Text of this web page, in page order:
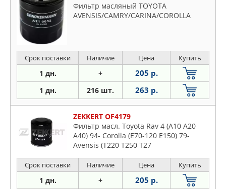
Фильтр масляный TOYOTA
AVENSIS/CAMRY/CARINA/COROLLA
Срок поставки Наличие Цена Купить
1 дн. + 205 р.
1 дн. 216 шт. 263 р.
ZEKKERT OF4179
Фильтр масл. Toyota Rav 4 (A10 A20
A40) 94- Corolla (E70-120 E150) 79-
Avensis (T220 T250 T27
Срок поставки Наличие Цена Купить
1 дн. + 205 р.